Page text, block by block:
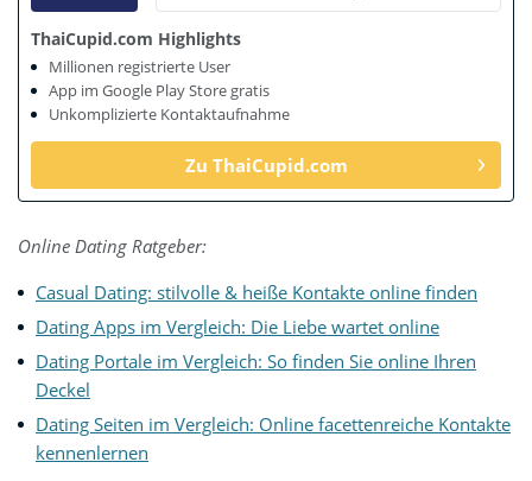
ThaiCupid.com Highlights
Millionen registrierte User
App im Google Play Store gratis
Unkomplizierte Kontaktaufnahme
Zu ThaiCupid.com
Online Dating Ratgeber:
Casual Dating: stilvolle & heiße Kontakte online finden
Dating Apps im Vergleich: Die Liebe wartet online
Dating Portale im Vergleich: So finden Sie online Ihren
Deckel
Dating Seiten im Vergleich: Online facettenreiche Kontakte
kennenlernen